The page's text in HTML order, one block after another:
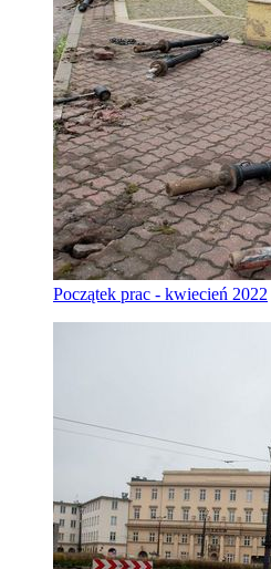
Początek prac - kwiecień 2022